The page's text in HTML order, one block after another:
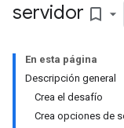
servidor bookmark_border
En esta página
Descripción general
Crea el desafío
Crea opciones de